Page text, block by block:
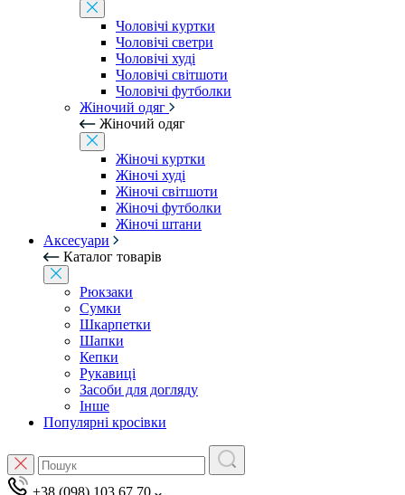
Чоловічі куртки
Чоловічі светри
Чоловічі худі
Чоловічі світшоти
Чоловічі футболки
Жіночий одяг
Жіночий одяг
Жіночі куртки
Жіночі худі
Жіночі світшоти
Жіночі футболки
Жіночі штани
Аксесуари
Каталог товарів
Рюкзаки
Сумки
Шкарпетки
Шапки
Кепки
Рукавиці
Засоби для догляду
Інше
Популярні кросівки
+38 (098) 103 67 70